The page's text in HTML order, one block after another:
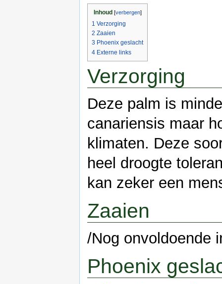
Inhoud [verbergen]
1 Verzorging
2 Zaaien
3 Phoenix geslacht
4 Externe links
Verzorging
Deze palm is
canariensis maar
klimaten. Deze
heel droogte
kan zeker een
Zaaien
/Nog onvoldoende
Phoenix